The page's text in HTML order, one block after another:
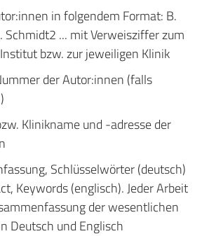
in folgendem Format: B.
Schmidt2 ... mit Verweisziffer zum
bzw. zur jeweiligen Klinik
der Autor:innen (falls
Klinikname und -adresse der
Schlüsselwörter (deutsch)
Keywords (englisch). Jeder Arbeit
der wesentlichen
Deutsch und Englisch